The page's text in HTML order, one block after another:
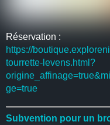
Réservation :
https://
tourrette-levens.html?
ge=true
Subvention pour un